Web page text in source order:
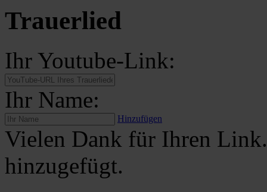
Trauerlied
Ihr Youtube-Link:
Ihr Name:
Hinzufügen
Vielen Dank für Ihren
hinzugefügt.